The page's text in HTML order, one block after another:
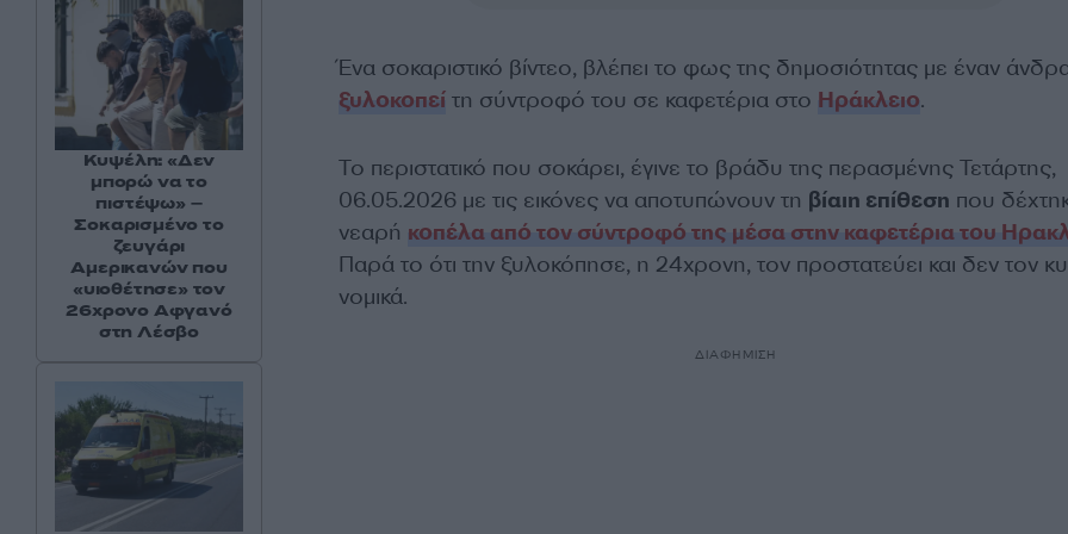
Ένα σοκαριστικό βίντεο, βλέπει το φως της δημοσιότητας με έναν
ξυλοκοπείτη σύντροφό του σε καφετέρια στο Ηράκλειο.
Το περιστατικό που σοκάρει, έγινε το βράδυ της περασμένης Τετάρτης,
06.05.2026 με τις εικόνες να αποτυπώνουν τη βίαιη επίθεση που
νεαρή κοπέλα από τον σύντροφό της μέσα στην καφετέρια του
Παρά το ότι την ξυλοκόπησε, η 24χρονη, τον προστατεύει και δεν τον
νομικά.
ΔΙΑΦΗΜΙΣΗ
Κυψέλη: «Δεν
μπορώ να το
πιστέψω» –
Σοκαρισμένο το
ζευγάρι
Αμερικανών που
«υιοθέτησε» τον
26χρονο Αφγανό
στη Λέσβο